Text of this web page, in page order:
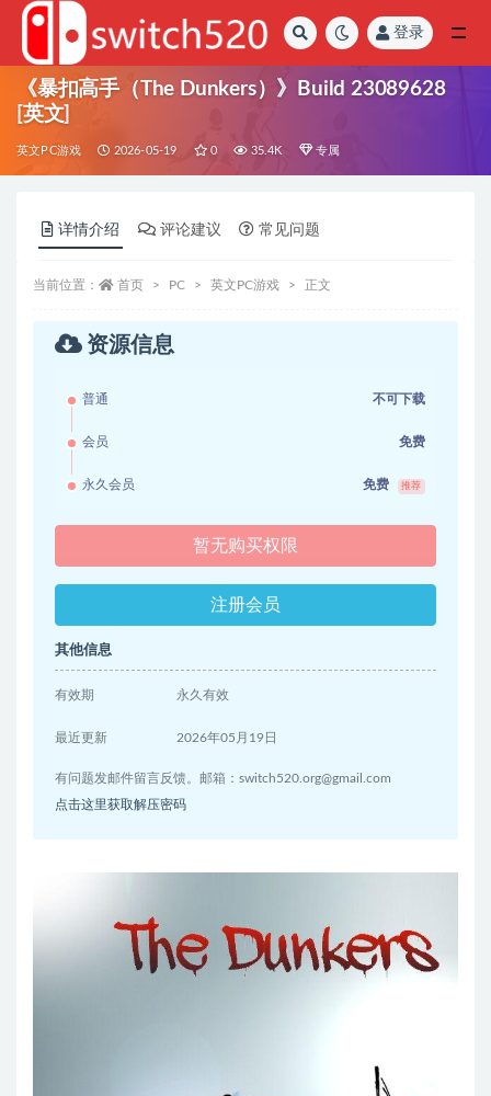
登录
《暴扣高手（The Dunkers）》Build 23089628
[英文]
英文PC游戏 2026-05-19 0 35.4K 专属
详情介绍 评论建议 常见问题
当前位置： 首页 PC 英文PC游戏 正文
资源信息
普通 不可下载
会员 免费
永久会员 免费 推荐
暂无购买权限
注册会员
其他信息
有效期 永久有效
最近更新 2026年05月19日
有问题发邮件留言反馈。邮箱： switch520.org@gmail.com
点击这里获取解压密码